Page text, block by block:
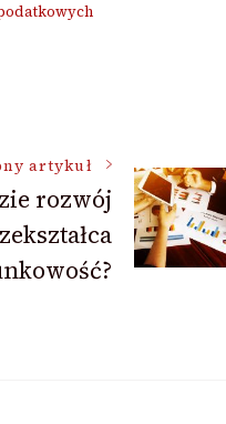
artykuł
rozwój